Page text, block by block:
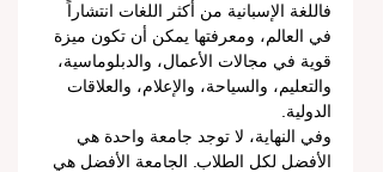
فاللغة الإسبانية من أكثر اللغات انتشاراً
في العالم، ومعرفتها يمكن أن تكون ميزة
قوية في مجالات الأعمال، والدبلوماسية،
والتعليم، والسياحة، والإعلام، والعلاقات
الدولية.
وفي النهاية، لا توجد جامعة واحدة هي
الأفضل لكل الطلاب. الجامعة الأفضل هي